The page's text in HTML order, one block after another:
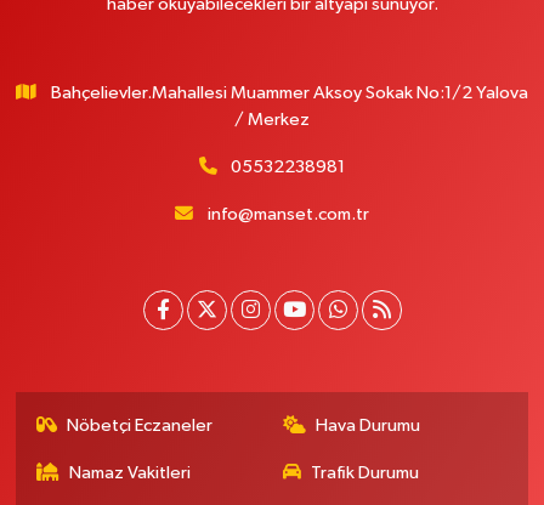
haber okuyabilecekleri bir altyapı sunuyor.
Bahçelievler.Mahallesi Muammer Aksoy Sokak No:1/2 Yalova
/ Merkez
05532238981
info@manset.com.tr
Nöbetçi Eczaneler Hava Durumu
Namaz Vakitleri Trafik Durumu